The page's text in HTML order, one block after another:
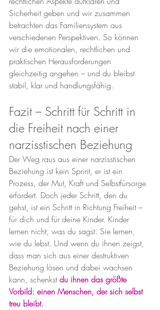
Sicherheit geben und wir zusammen
betrachten das Familiensystem aus
verschiedenen Perspektiven. So können
wir die emotionalen, rechtlichen und
praktischen Herausforderungen
gleichzeitig angehen – und du bleibst
stabil, klar und handlungsfähig.
Fazit – Schritt für Schritt in
die Freiheit nach einer
narzisstischen Beziehung
Der Weg raus aus einer narzisstischen
Beziehung ist kein Sprint, er ist ein
Prozess, der Mut, Kraft und Selbstfürsorge
erfordert. Doch jeder Schritt, den du
gehst, ist ein Schritt in Richtung Freiheit –
für dich und für deine Kinder. Kinder
lernen nicht, was du sagst. Sie lernen,
wie du lebst. Und wenn du ihnen zeigst,
dass man sich aus einer destruktiven
Beziehung lösen und dabei wachsen
kann, schenkst du ihnen das größte
Vorbild: einen Menschen, der sich selbst
treu bleibt.